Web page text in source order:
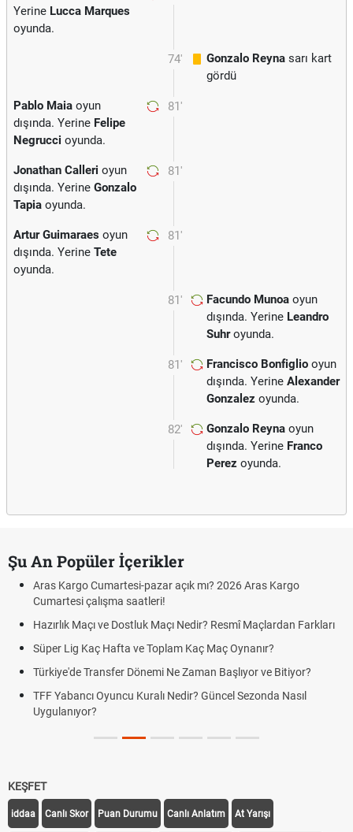
Yerine Lucca Marques
oyunda.
74' Gonzalo Reyna sarı kart
gördü
81'
Pablo Maia oyun
dışında. Yerine Felipe
Negrucci oyunda.
81'
Jonathan Calleri oyun
dışında. Yerine Gonzalo
Tapia oyunda.
81'
Artur Guimaraes oyun
dışında. Yerine Tete
oyunda.
81' Facundo Munoa oyun
dışında. Yerine Leandro
Suhroyunda.
81' Francisco Bonfiglio oyun
dışında. Yerine Alexander
Gonzalez oyunda.
82' Gonzalo Reyna oyun
dışında. Yerine Franco
Perez oyunda.
Şu An Popüler İçerikler
Aras Kargo Cumartesi-pazar açık mı? 2026 Aras Kargo
Cumartesi çalışma saatleri!
Hazırlık Maçı ve Dostluk Maçı Nedir? Resmî Maçlardan Farkları
Süper Lig Kaç Hafta ve Toplam Kaç Maç Oynanır?
Türkiye'de Transfer Dönemi Ne Zaman Başlıyor ve Bitiyor?
TFF Yabancı Oyuncu Kuralı Nedir? Güncel Sezonda Nasıl
Uygulanıyor?
KEŞFET
iddaa Canlı Skor Puan Durumu Canlı Anlatım At Yarışı